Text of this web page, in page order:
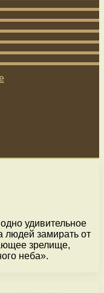
удивительное
людей замирать от
зрелище,
неба».